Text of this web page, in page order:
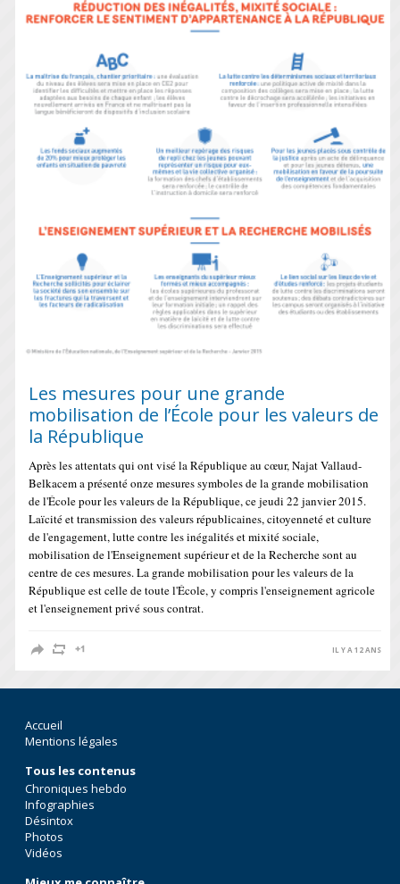
Les mesures pour une grande
mobilisation de l’École pour les valeurs de
la République
Après les attentats qui ont visé la République au cœur, Najat Vallaud-
Belkacem a présenté onze mesures symboles de la grande mobilisation
de l'École pour les valeurs de la République, ce jeudi 22 janvier 2015.
Laïcité et transmission des valeurs républicaines, citoyenneté et culture
de l'engagement, lutte contre les inégalités et mixité sociale,
mobilisation de l'Enseignement supérieur et de la Recherche sont au
centre de ces mesures. La grande mobilisation pour les valeurs de la
République est celle de toute l'École, y compris l'enseignement agricole
et l'enseignement privé sous contrat.
IL Y A 12 ANS
Accueil
Mentions légales
Tous les contenus
Chroniques hebdo
Infographies
Désintox
Photos
Vidéos